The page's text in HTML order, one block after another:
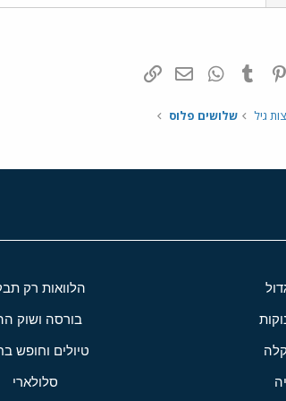
Pinterest
Tumblr
WhatsAppדואר אלקטרוני
גיל שלושים פלוס
הלוואות רק
בורסה ושוק
טיולים וחופש
סלולארי